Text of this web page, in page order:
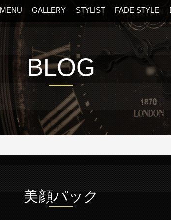
MENU GALLERY STYLIST FADE STYLE
BLOG
美顔パック